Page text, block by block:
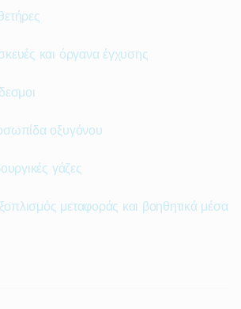
και όργανα έγχυσης
οξυγόνου
γάζες
μεταφοράς και βοηθητικά μέσα